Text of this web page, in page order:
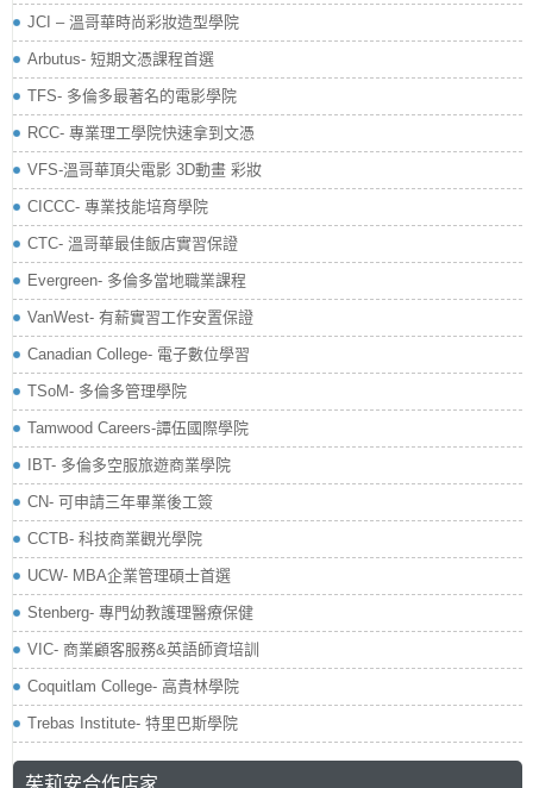
JCI – 溫哥華時尚彩妝造型學院
Arbutus- 短期文憑課程首選
TFS- 多倫多最著名的電影學院
RCC- 專業理工學院快速拿到文憑
VFS-溫哥華頂尖電影 3D動畫 彩妝
CICCC- 專業技能培育學院
CTC- 溫哥華最佳飯店實習保證
Evergreen- 多倫多當地職業課程
VanWest- 有薪實習工作安置保證
Canadian College- 電子數位學習
TSoM- 多倫多管理學院
Tamwood Careers-譚伍國際學院
IBT- 多倫多空服旅遊商業學院
CN- 可申請三年畢業後工簽
CCTB- 科技商業觀光學院
UCW- MBA企業管理碩士首選
Stenberg- 專門幼教護理醫療保健
VIC- 商業顧客服務&英語師資培訓
Coquitlam College- 高貴林學院
Trebas Institute- 特里巴斯學院
茱莉安合作店家